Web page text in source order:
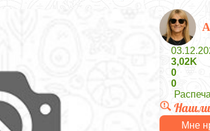
3,02K
0
0
Нашли
Мне